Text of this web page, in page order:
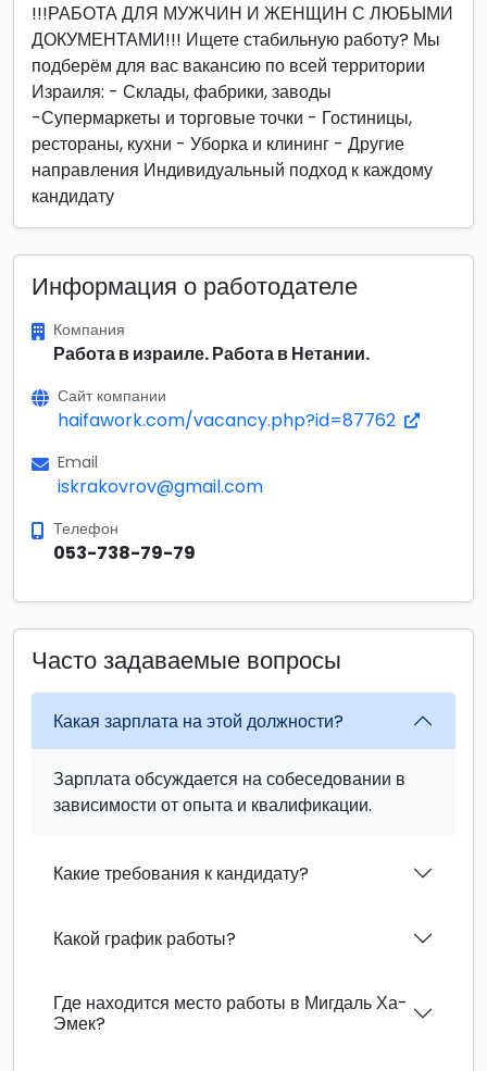
!!!РАБОТА ДЛЯ МУЖЧИН И ЖЕНЩИН С ЛЮБЫМИ
ДОКУМЕНТАМИ!!! Ищете стабильную работу? Мы
подберём для вас вакансию по всей территории
Израиля: - Склады, фабрики, заводы
-Супермаркеты и торговые точки - Гостиницы,
рестораны, кухни - Уборка и клининг - Другие
направления Индивидуальный подход к каждому
кандидату
Информация о работодателе
Компания
Работа в израиле. Работа в Нетании.
Сайт компании
haifawork.com/vacancy.php?id=87762
Email
iskrakovrov@gmail.com
Телефон
053-738-79-79
Часто задаваемые вопросы
Какая зарплата на этой должности?
Зарплата обсуждается на собеседовании в
зависимости от опыта и квалификации.
Какие требования к кандидату?
Какой график работы?
Где находится место работы в Мигдаль Ха-
Эмек?